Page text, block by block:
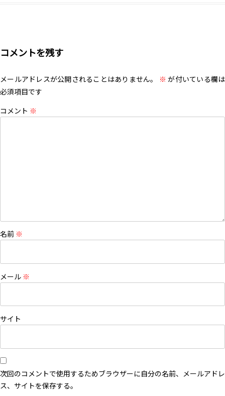
コメントを残す
メールアドレスが公開されることはありません。 ※ が付いている欄は
必須項目です
コメント ※
名前 ※
メール ※
サイト
次回のコメントで使用するためブラウザーに自分の名前、メールアドレ
ス、サイトを保存する。